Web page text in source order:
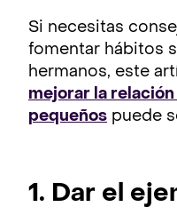
Si necesitas
fomentar hábitos
hermanos, este
mejorar la
pequeños puede
1. Dar el